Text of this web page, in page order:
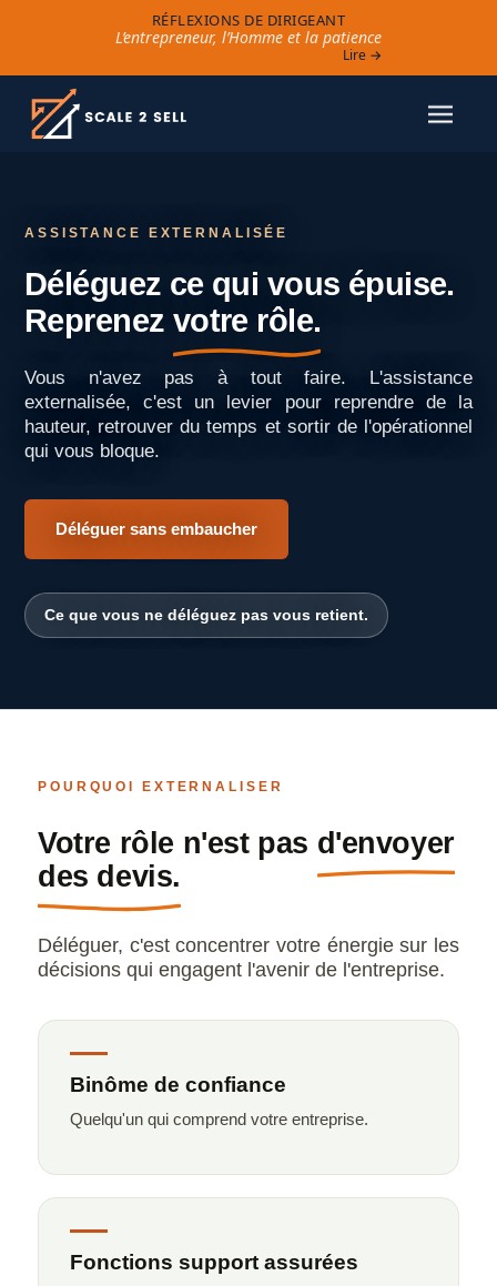
RÉFLEXIONS DE DIRIGEANT
L’entrepreneur, l’Homme et la patience
Lire →
ASSISTANCE EXTERNALISÉE
Déléguez ce qui vous épuise.
Reprenez votre rôle.
Vous n'avez pas à tout faire. L'assistance
externalisée, c'est un levier pour reprendre de la
hauteur, retrouver du temps et sortir de l'opérationnel
qui vous bloque.
Déléguer sans embaucher
Ce que vous ne déléguez pas vous retient.
POURQUOI EXTERNALISER
Votre rôle n'est pas d'envoyer
des devis.
Déléguer, c'est concentrer votre énergie sur les
décisions qui engagent l'avenir de l'entreprise.
Binôme de confiance
Quelqu'un qui comprend votre entreprise.
Fonctions support assurées